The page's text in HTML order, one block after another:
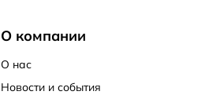
О компании
О нас
Новости и события